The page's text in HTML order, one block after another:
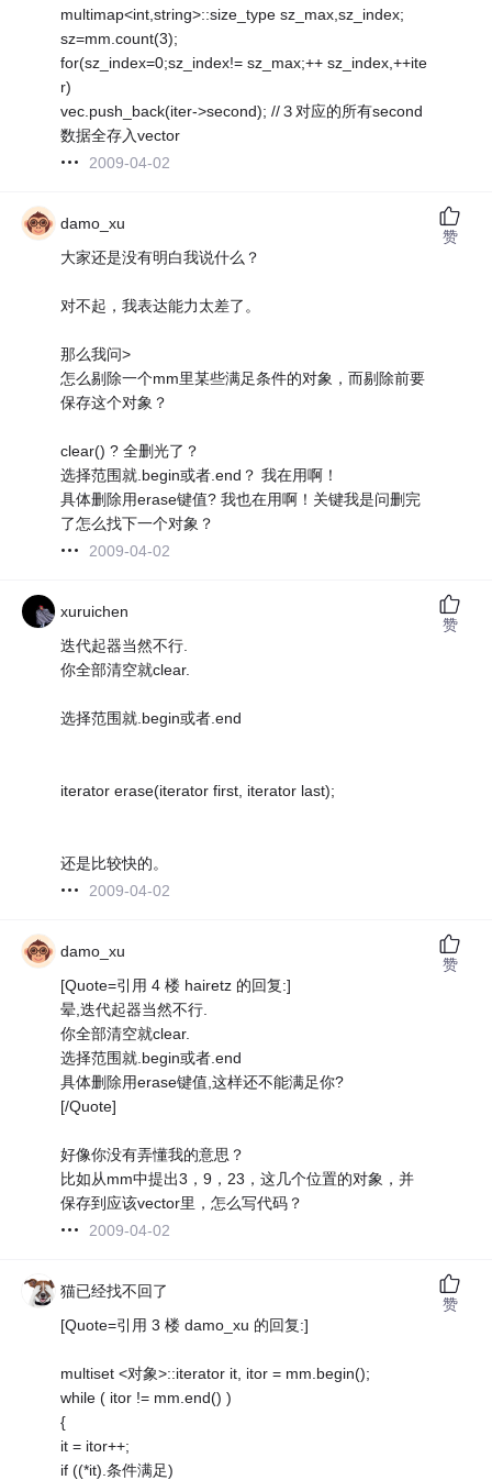
multimap<int,string>::size_type sz_max,sz_index;
sz=mm.count(3);
for(sz_index=0;sz_index!= sz_max;++ sz_index,++ite
r)
vec.push_back(iter->second); //３对应的所有second
数据全存入vector
2009-04-02
damo_xu
大家还是没有明白我说什么？
对不起，我表达能力太差了。
那么我问>
怎么剔除一个mm里某些满足条件的对象，而剔除前要
保存这个对象？
clear() ? 全删光了？
选择范围就.begin或者.end？ 我在用啊！
具体删除用erase键值? 我也在用啊！关键我是问删完
了怎么找下一个对象？
2009-04-02
赞
xuruichen
迭代起器当然不行.
你全部清空就clear.
选择范围就.begin或者.end
iterator erase(iterator first, iterator last);
还是比较快的。
2009-04-02
赞
damo_xu
[Quote=引用 4 楼 hairetz 的回复:]
晕,迭代起器当然不行.
你全部清空就clear.
选择范围就.begin或者.end
具体删除用erase键值,这样还不能满足你?
[/Quote]
好像你没有弄懂我的意思？
比如从mm中提出3，9，23，这几个位置的对象，并
保存到应该vector里，怎么写代码？
2009-04-02
赞
猫已经找不回了
[Quote=引用 3 楼 damo_xu 的回复:]
multiset <对象>::iterator it, itor = mm.begin();
while ( itor != mm.end() )
{
it = itor++;
if ((*it).条件满足)
赞